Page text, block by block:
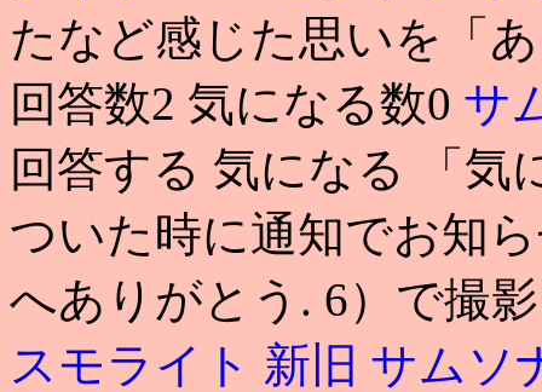
たなど感じた思いを「
回答数2 気になる数0 サ
回答する 気になる 「気
ついた時に通知でお知
へありがとう. 6）で撮
スモライト 新旧 サムソ